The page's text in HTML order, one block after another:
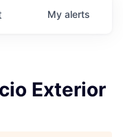
My alerts
Exterior